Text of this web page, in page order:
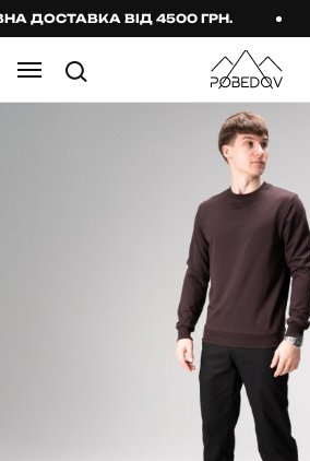
ДОСТАВКА ВІД 4500 ГРН.